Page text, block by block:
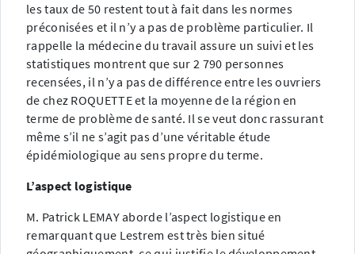
les taux de 50 restent tout à fait dans les normes
préconisées et il n’y a pas de problème particulier. Il
rappelle la médecine du travail assure un suivi et les
statistiques montrent que sur 2 790 personnes
recensées, il n’y a pas de différence entre les ouvriers
de chez ROQUETTE et la moyenne de la région en
terme de problème de santé. Il se veut donc rassurant
même s’il ne s’agit pas d’une véritable étude
épidémiologique au sens propre du terme.
L’aspect logistique
M. Patrick LEMAY aborde l’aspect logistique en
remarquant que Lestrem est très bien situé